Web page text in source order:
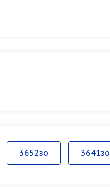
3652зо 3641зо